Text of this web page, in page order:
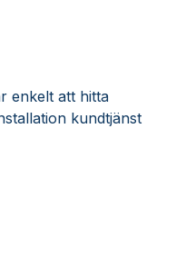
enkelt att hitta
kundtjänst